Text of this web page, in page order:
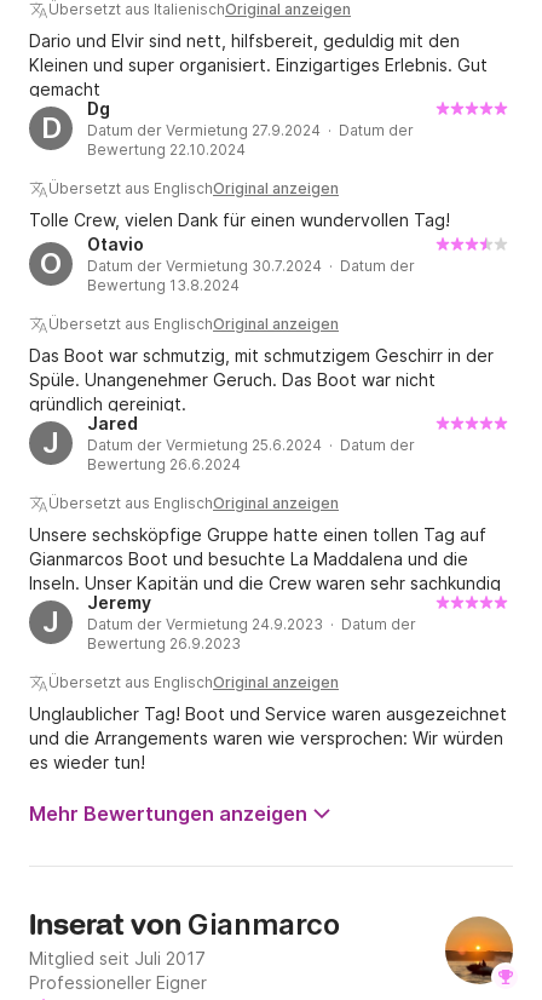
Übersetzt aus ItalienischOriginal anzeigen
Dario und Elvir sind nett, hilfsbereit, geduldig mit den
Kleinen und super organisiert. Einzigartiges Erlebnis. Gut
gemacht
D
Dg
Datum der Vermietung 27.9.2024 · Datum der
Bewertung 22.10.2024
Übersetzt aus EnglischOriginal anzeigen
Tolle Crew, vielen Dank für einen wundervollen Tag!
O
Otavio
Datum der Vermietung 30.7.2024 · Datum der
Bewertung 13.8.2024
Übersetzt aus EnglischOriginal anzeigen
Das Boot war schmutzig, mit schmutzigem Geschirr in der
Spüle. Unangenehmer Geruch. Das Boot war nicht
gründlich gereinigt.
J
Jared
Datum der Vermietung 25.6.2024 · Datum der
Bewertung 26.6.2024
Übersetzt aus EnglischOriginal anzeigen
Unsere sechsköpfige Gruppe hatte einen tollen Tag auf
Gianmarcos Boot und besuchte La Maddalena und die
Inseln. Unser Kapitän und die Crew waren sehr sachkundig
und zuvorkommend und es war eine Freude, sie den Tag
mit uns auf dem Boot zu haben. Gianmarco hat das Boot
auch modernisiert und das Interieur komplett restauriert,
sodass es sich praktisch neu anfühlt. Rundum eine tolle
Erfahrung. Es ist auch erwähnenswert, dass die
Dieselkosten nicht in den Mietkosten enthalten sind und je
nach der zurückgelegten Strecke am Tag recht hoch
empfehlen, der einen Tag auf einer Tour durch den
Archipel verbringen möchte!
J
Jeremy
Datum der Vermietung 24.9.2023 · Datum der
Bewertung 26.9.2023
Übersetzt aus EnglischOriginal anzeigen
Unglaublicher Tag! Boot und Service waren ausgezeichnet
und die Arrangements waren wie versprochen: Wir würden
es wieder tun!
Mehr Bewertungen anzeigen
Inserat von Gianmarco
Mitglied seit Juli 2017
Professioneller Eigner